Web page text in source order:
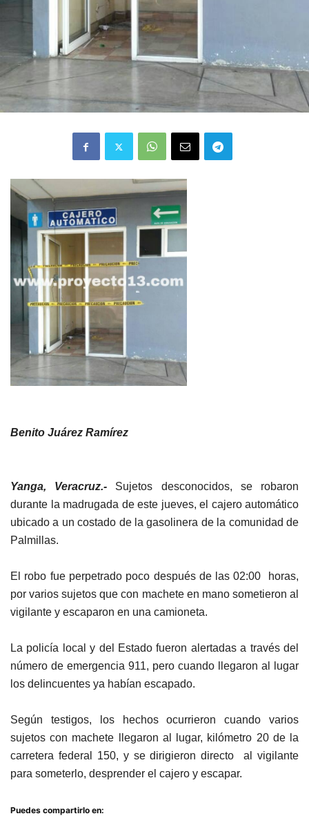
Benito Juárez Ramírez
Yanga, Veracruz.-
Sujetos desconocidos, se robaron
durante la madrugada de este jueves, el cajero automático
ubicado a un costado de la gasolinera de la comunidad de
Palmillas.
El robo fue perpetrado poco después de las 02:00 horas,
por varios sujetos que con machete en mano sometieron al
vigilante y escaparon en una camioneta.
La policía local y del Estado fueron alertadas a través del
número de emergencia 911, pero cuando llegaron al lugar
los delincuentes ya habían escapado.
Según testigos, los hechos ocurrieron cuando varios
sujetos con machete llegaron al lugar, kilómetro 20 de la
carretera federal 150, y se dirigieron directo al vigilante
para someterlo, desprender el cajero y escapar.
Puedes compartirlo en: